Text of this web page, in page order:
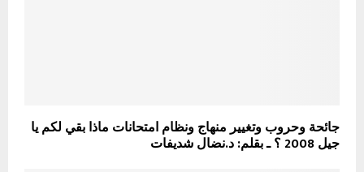
جائحة وحروب وتغيير منهاج ونظام امتحانات ماذا بقي لكم يا
جيل 2008 ؟ ـ بقلم: د.نضال شديفات